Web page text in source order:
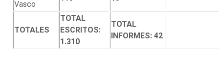
Vasco
TOTALES
TOTAL
ESCRITOS:
1.310
TOTAL
INFORMES: 42